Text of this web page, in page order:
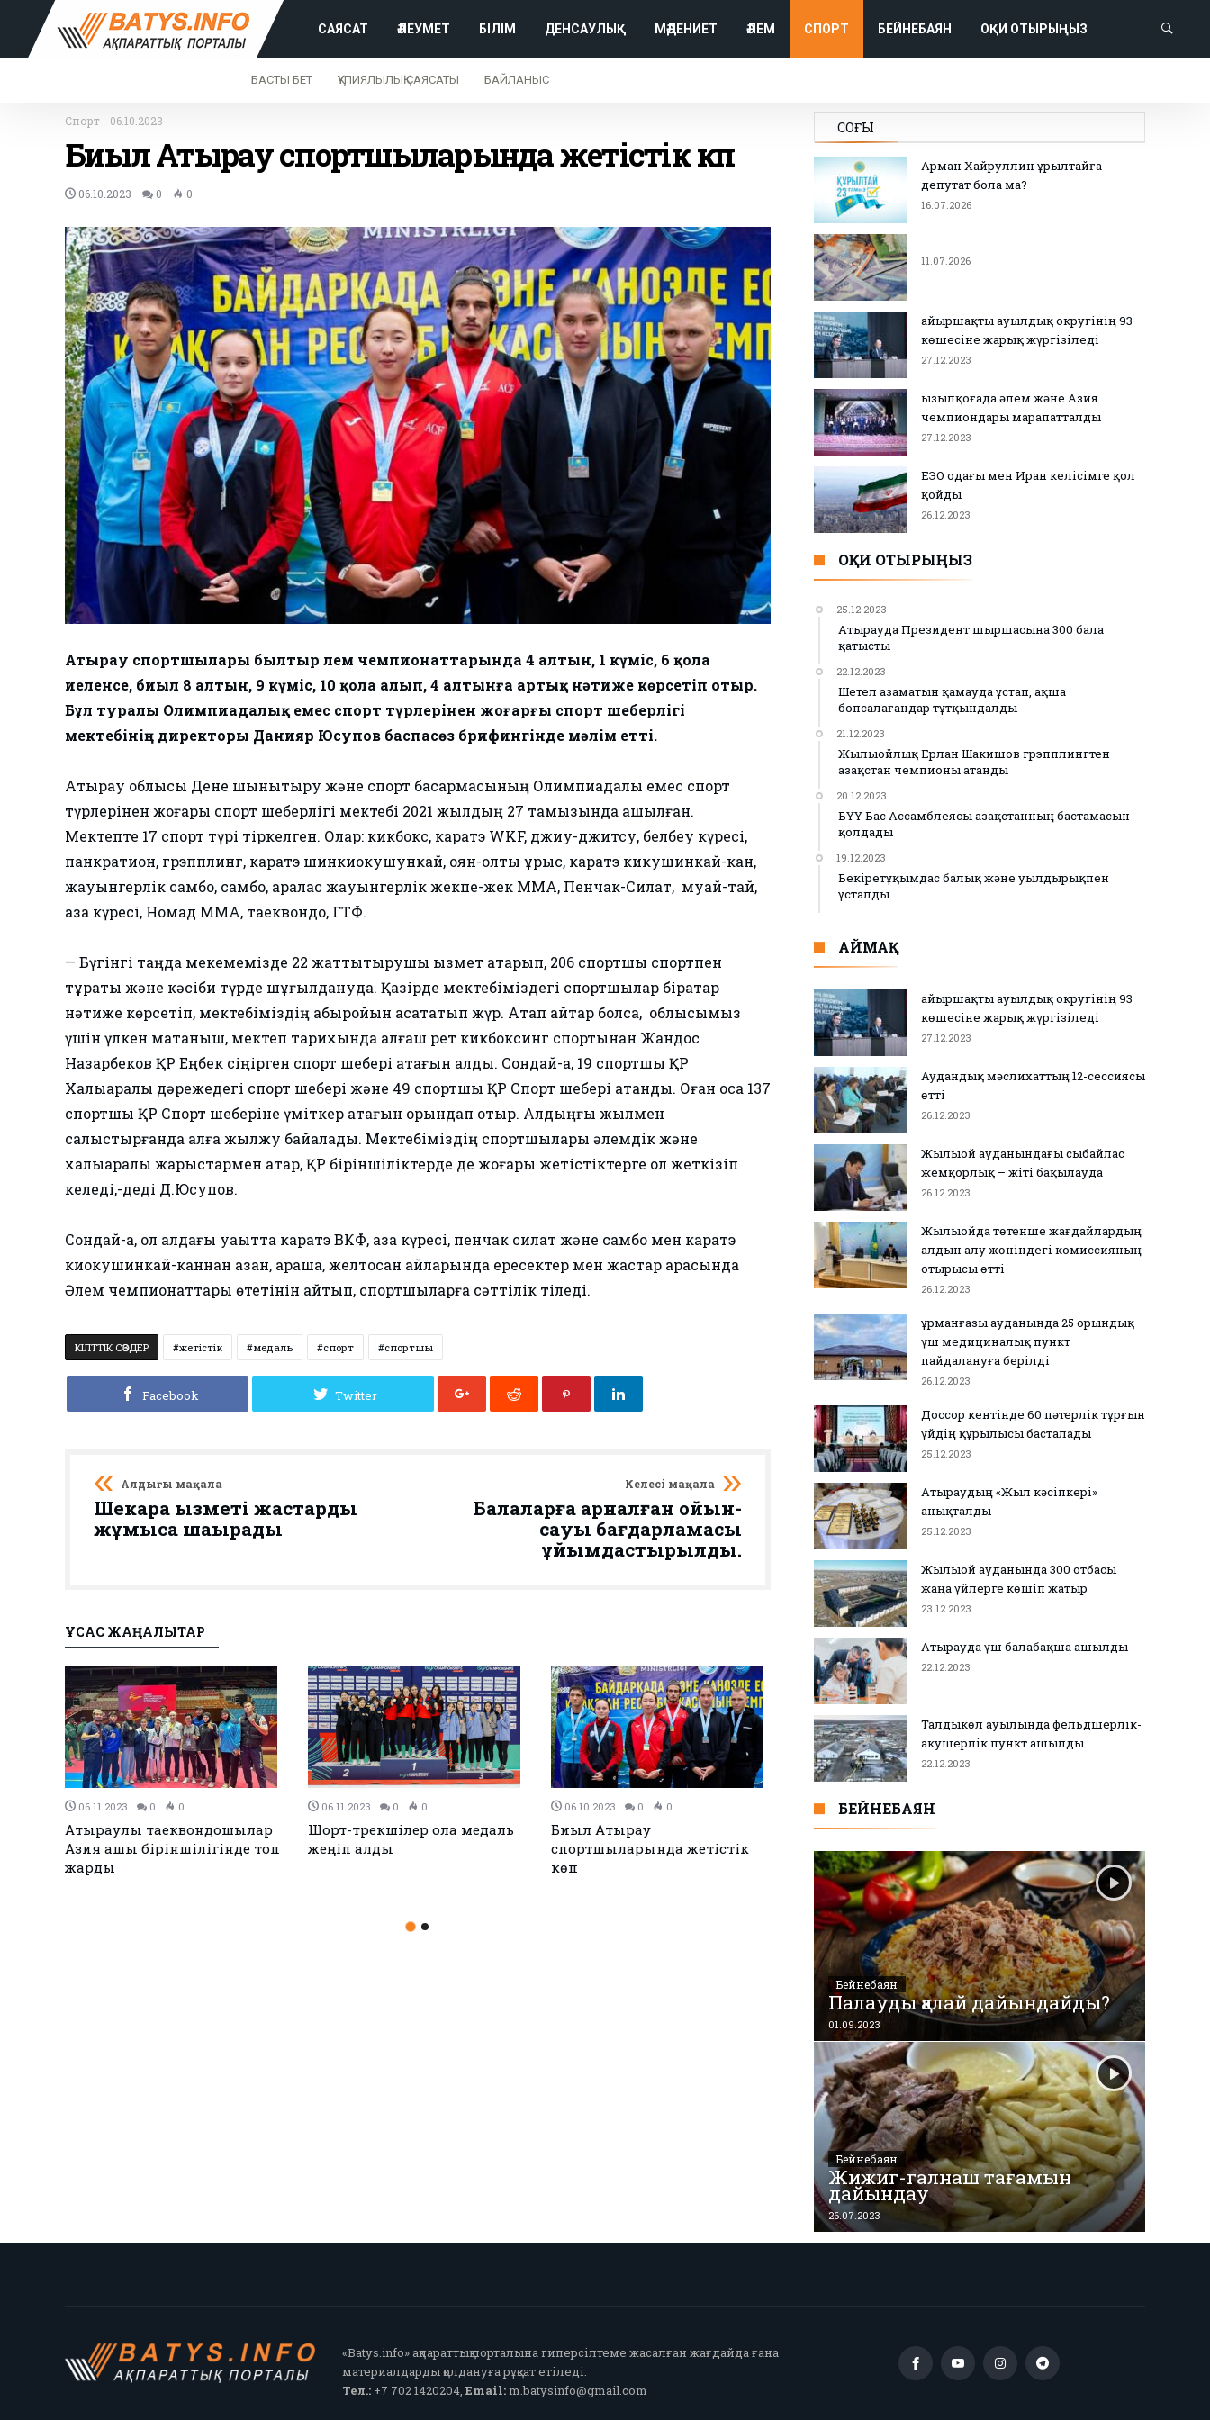
САЯСАТ ӘЛЕУМЕТ БІЛІМ ДЕНСАУЛЫҚ МӘДЕНИЕТ ӘЛЕМ СПОРТ БЕЙНЕБАЯН ОҚИ ОТЫРЫҢЫЗ
БАСТЫ БЕТ ҚҰПИЯЛЫЛЫҚ САЯСАТЫ БАЙЛАНЫС
Спорт - 06.10.2023
Биыл Атырау спортшыларында жетістік көп
06.10.2023 0 0
Атырау спортшылары былтыр Әлем чемпионаттарында 4 алтын, 1 күміс, 6 қола
иеленсе, биыл 8 алтын, 9 күміс, 10 қола алып, 4 алтынға артық нәтиже көрсетіп отыр.
Бұл туралы Олимпиадалық емес спорт түрлерінен жоғарғы спорт шеберлігі
мектебінің директоры Данияр Юсупов баспасөз брифингінде мәлім етті.
Атырау облысы Дене шынықтыру және спорт басқармасының Олимпиадалық емес спорт
түрлерінен жоғары спорт шеберлігі мектебі 2021 жылдың 27 тамызында ашылған.
Мектепте 17 спорт түрі тіркелген. Олар: кикбокс, каратэ WKF, джиу-джитсу, белбеу күресі,
панкратион, грэпплинг, каратэ шинкиокушункай, қоян-қолтық ұрыс, каратэ кикушинкай-кан,
жауынгерлік самбо, самбо, аралас жауынгерлік жекпе-жек ММА, Пенчак-Силат, муай-тай,
қазақ күресі, Номад ММА, таеквондо, ГТФ.
— Бүгінгі таңда мекемемізде 22 жаттықтырушы қызмет атқарып, 206 спортшы спортпен
тұрақты және кәсіби түрде шұғылдануда. Қазірде мектебіміздегі спортшылар бірқатар
нәтиже көрсетіп, мектебіміздің абыройын асқақтатып жүр. Атап айтар болсақ, облысымыз
үшін үлкен мақтаныш, мектеп тарихында алғаш рет кикбоксинг спортынан Жандос
Назарбеков ҚР Еңбек сіңірген спорт шебері атағын алды. Сондай-ақ, 19 спортшы ҚР
Халықаралық дәрежедегі спорт шебері және 49 спортшы ҚР Спорт шебері атанды. Оған қоса 137
спортшы ҚР Спорт шеберіне үміткер атағын орындап отыр. Алдыңғы жылмен
салыстырғанда алға жылжу байқалады. Мектебіміздің спортшылары әлемдік және
халықаралық жарыстармен қатар, ҚР біріншіліктерде де жоғары жетістіктерге қол жеткізіп
келеді,-деді Д.Юсупов.
Сондай-ақ, ол алдағы уақытта каратэ ВКФ, қазақ күресі, пенчак силат және самбо мен каратэ
киокушинкай-каннан қазан, қараша, желтоқсан айларында ересектер мен жастар арасында
Әлем чемпионаттары өтетінін айтып, спортшыларға сәттілік тіледі.
КІЛТТІК СӨЗДЕР жетістік медаль спорт спортшы
Facebook Twitter
Алдыңғы мақала
Шекара қызметі жастарды
жұмысқа шақырады
Келесі мақала
Балаларға арналған ойын-
сауық бағдарламасы
ұйымдастырылды.
ҰҚСАС ЖАҢАЛЫҚТАР
28.09.2023 0
Атыраулық Жансель Дениз –
қола жүлдегер
28.09.2023 0
Мергендер мойындатқан күн
23.09.2023 0
“Елбасының қауіпсіздігін
айбынды атқарғаны үшін”
медалінің күші жойылуы
СОҢҒЫ
Арман Хайруллин Құрылтайға
депутат бола ма?
16.07.2026
11.07.2026
Қайыршақты ауылдық округінің 93
көшесіне жарық жүргізіледі
27.12.2023
Қызылқоғада әлем және Азия
чемпиондары марапатталды
27.12.2023
ЕЭО одағы мен Иран келісімге қол
қойды
26.12.2023
ОҚИ ОТЫРЫҢЫЗ
25.12.2023
Атырауда Президент шыршасына 300 бала
қатысты
22.12.2023
Шетел азаматын қамауда ұстап, ақша
бопсалағандар тұтқындалды
21.12.2023
Жылыойлық Ерлан Шакишов грэпплингтен
Қазақстан чемпионы атанды
20.12.2023
БҰҰ Бас Ассамблеясы Қазақстанның бастамасын
қолдады
19.12.2023
Бекіретұқымдас балық және уылдырықпен
ұсталды
АЙМАҚ
Қайыршақты ауылдық округінің 93
көшесіне жарық жүргізіледі
27.12.2023
Аудандық мәслихаттың 12-сессиясы
өтті
26.12.2023
Жылыой ауданындағы сыбайлас
жемқорлық – жіті бақылауда
26.12.2023
Жылыойда төтенше жағдайлардың
алдын алу жөніндегі комиссияның
отырысы өтті
26.12.2023
Құрманғазы ауданында 25 орындық
үш медициналық пункт
пайдалануға берілді
26.12.2023
Доссор кентінде 60 пәтерлік тұрғын
үйдің құрылысы басталады
25.12.2023
Атыраудың «Жыл кәсіпкері»
анықталды
25.12.2023
Жылыой ауданында 300 отбасы
жаңа үйлерге көшіп жатыр
23.12.2023
Атырауда үш балабақша ашылды
22.12.2023
Талдыкөл ауылында фельдшерлік-
акушерлік пункт ашылды
22.12.2023
БЕЙНЕБАЯН
Бейнебаян
Палауды қалай дайындайды?
01.09.2023
Бейнебаян
Жижиг-галнаш тағамын
дайындау
26.07.2023
«Batys.info» ақпараттық порталына гиперсілтеме жасалған жағдайда ғана
материалдарды қолдануға рұқсат етіледі.
Тел.:+7 702 1420204, Email:m.batysinfo@gmail.com